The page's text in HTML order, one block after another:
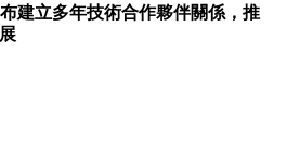
建立多年技術合作夥伴關係，推